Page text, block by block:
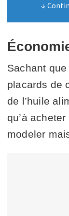
↓
Sachant
placards de
de l’huile
qu’à
modeler